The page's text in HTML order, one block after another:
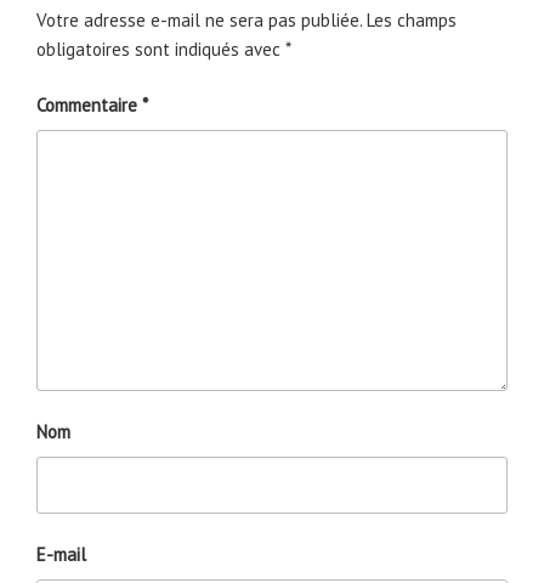
Votre adresse e-mail ne sera pas publiée. Les champs
obligatoires sont indiqués avec *
Commentaire *
Nom
E-mail